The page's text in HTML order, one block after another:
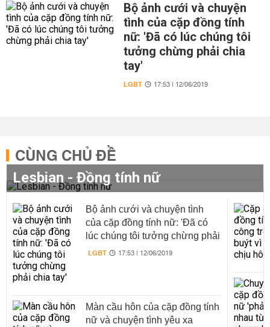
Bộ ảnh cưới và chuyện
tình của cặp đồng tính
nữ: 'Đã có lúc chúng tôi
tưởng chừng phải chia
tay'
LGBT 17:53 | 12/06/2019
CÙNG CHỦ ĐỀ
Lesbian - Đồng tính nữ
Bộ ảnh cưới và chuyện tình
của cặp đồng tính nữ: 'Đã có
lúc chúng tôi tưởng chừng phải
chia tay'
LGBT 17:53 | 12/06/2019
Màn cầu hôn của cặp đồng tính
nữ và chuyện tình yêu xa